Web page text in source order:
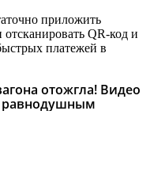
приложить
QR-код и
платежей в
отожгла! Видео
равнодушным